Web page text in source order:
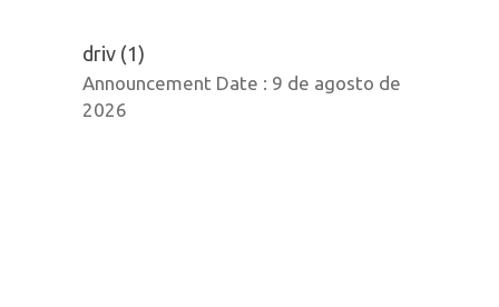
driv (1)
Announcement Date : 9 de agosto de
2026